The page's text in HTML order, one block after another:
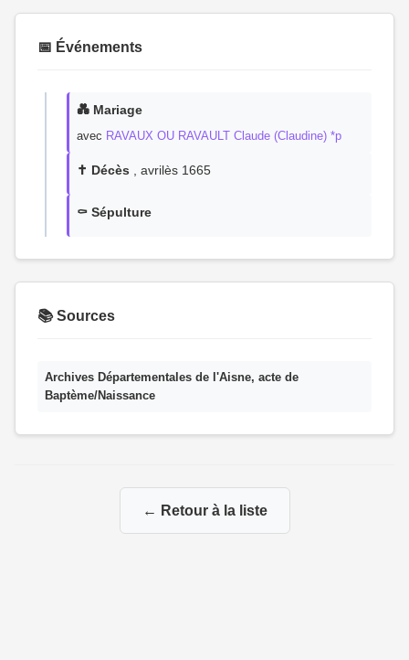
📅 Événements
💑 Mariage
avec RAVAUX OU RAVAULT Claude (Claudine) *p
✝️ Décès , avrilès 1665
⚰️ Sépulture
📚 Sources
Archives Départementales de l'Aisne, acte de
Baptème/Naissance
← Retour à la liste